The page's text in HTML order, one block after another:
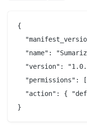
{
"name":
"version":
"permissions":
"action": {